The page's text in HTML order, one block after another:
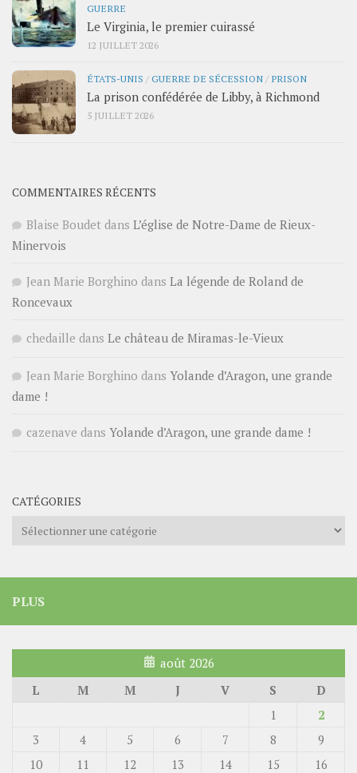
GUERRE
Le Virginia, le premier cuirassé
12 JUILLET 2026
ÉTATS-UNIS /GUERRE DE SÉCESSION / PRISON
La prison confédérée de Libby, à Richmond
5 JUILLET 2026
COMMENTAIRES RÉCENTS
Blaise Boudet dans L’église de Notre-Dame de Rieux-
Minervois
Jean Marie Borghino dans La légende de Roland de
Roncevaux
chedaille dans Le château de Miramas-le-Vieux
Jean Marie Borghino dans Yolande d’Aragon, une grande
dame !
cazenave dans Yolande d’Aragon, une grande dame !
CATÉGORIES
Catégories
PLUS
août 2026
L
M M J V S
D
1
2
3
4 5 6 7 8
9
10
11 12 13 14 15
16